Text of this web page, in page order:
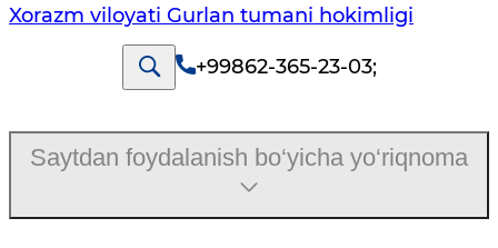
Xorazm viloyati Gurlan tumani hokimligi
+99862-365-23-03;
Saytdan foydalanish bo‘yicha yo‘riqnoma